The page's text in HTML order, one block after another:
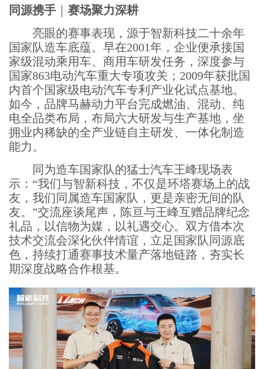
同源携手 ｜ 赛场聚力深耕
亮眼的赛事表现，源于智新科技二十余年
国家队造车底蕴。早在2001年，企业便承接国
家级混动乘用车、商用车研发任务，深度参与
国家863电动汽车重大专项攻关；2009年获批国
内首个国家级电动汽车专利产业化试点基地。
如今，品牌马赫动力平台完成燃油、混动、纯
电全品类布局，布局六大研发与生产基地，坐
拥业内稀缺的全产业链自主研发、一体化制造
能力。
同为造车国家队的猛士汽车王峰现场表
示：“我们与智新科技，不仅是环塔赛场上的战
友，我们同属造车国家队，更是亲密无间的队
友。”交流座谈尾声，陈亘与王峰互赠品牌纪念
礼品，以信物为媒，以礼遇交心。双方借本次
技术交流会深化伙伴情谊，立足国家队同源底
色，持续打通赛事技术量产落地链路，夯实长
期深度战略合作根基。